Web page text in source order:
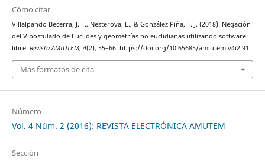
Cómo citar
Villalpando Becerra, J. F., Nesterova, E., & González Piña, F. J. (2018). Negación
del V postulado de Euclides y geometrías no euclidianas utilizando software
libre. Revista AMIUTEM, 4(2), 55–66. https://doi.org/10.65685/amiutem.v4i2.91
Más formatos de cita
Número
Vol. 4 Núm. 2 (2016): REVISTA ELECTRÓNICA AMUTEM
Sección